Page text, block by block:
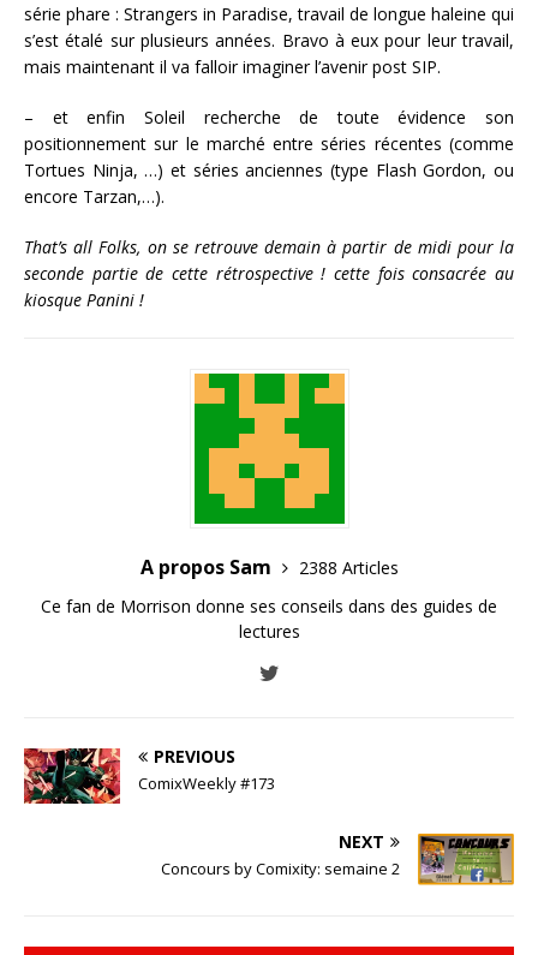
série phare : Strangers in Paradise, travail de longue haleine qui
s’est étalé sur plusieurs années. Bravo à eux pour leur travail,
mais maintenant il va falloir imaginer l’avenir post SIP.
– et enfin Soleil recherche de toute évidence son
positionnement sur le marché entre séries récentes (comme
Tortues Ninja, …) et séries anciennes (type Flash Gordon, ou
encore Tarzan,…).
That’s all Folks, on se retrouve demain à partir de midi pour la
seconde partie de cette rétrospective ! cette fois consacrée au
kiosque Panini !
A propos Sam
2388 Articles
Ce fan de Morrison donne ses conseils dans des guides de
lectures
PREVIOUS
ComixWeekly #173
NEXT
Concours by Comixity: semaine 2